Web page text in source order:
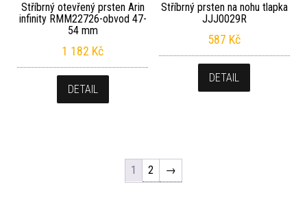
Stříbrný otevřený prsten Arin
infinity RMM22726-obvod 47-
54 mm
1 182 Kč
DETAIL
Stříbrný prsten na nohu tlapka
JJJ0029R
587 Kč
DETAIL
1 2 →